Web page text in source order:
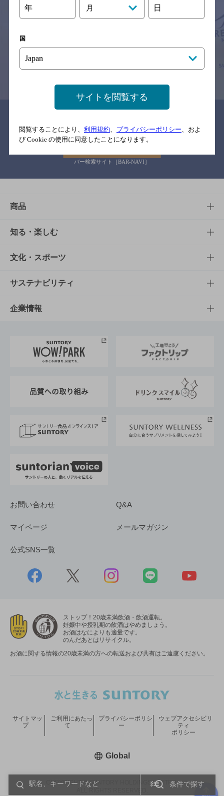
条件で探す
サイトマップ ご意見・ご感想 利用規約
念のためお店にご確認の上ご来店くださいますようお願い申し上げま
す。
バー検索サイト［BAR-NAVI］
商品
商品TOP
商品一覧
商品発売情報
栄養成分一覧
知る・楽しむ
知る・楽しむTOP
キャンペーン
工場見学
地域情報
文化・スポーツ
文化・スポーツTOP
サントリーホール
サントリーサンバーズ大阪
サステナビリティ
サステナビリティTOP
サントリーが考えるサステナビリティ経営
企業情報
企業概要
採用情報
お問い合わせ Q&A
マイページ メールマガジン
公式SNS一覧
ストップ！20歳未満飲酒・飲酒運転。
妊娠中や授乳期の飲酒はやめましょう。
お酒はなによりも適量です。
のんだあとはリサイクル。
お酒に関する情報の20歳未満の方への転送および共有はご遠慮ください。
COPYRIGHT © SUNTORY HOLDINGS LIMITED.
サイトマッ
プ
ご利用にあたっ
て
プライバシーポリシ
ー
ウェブアクセシビリ
ティ
ポリシー
Global新しいウィンドウで開く
年 月 日
国
サイトを閲覧する
閲覧することにより、 利用規約、 プライバシーポリシー、およ
び Cookie の使用に同意したことになります。